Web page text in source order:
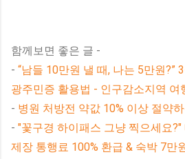
함께보면 좋은 글 -
- “남들 10만원 낼 때, 나는 5만원?”
광주민증 활용법 - 인구감소지역 여
- 병원 처방전 약값 10% 이상 절약
- "꽃구경 하이패스 그냥 찍으세요
제장 통행료 100% 환급 & 숙박 7만